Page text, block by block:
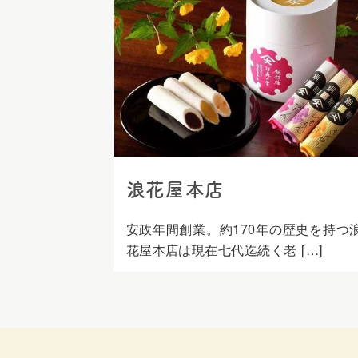
ス
キ
ッ
プ
浪花屋本店
安政年間創業。約170年の歴史を持つ
花屋本店は現在七代迄続く老 […]